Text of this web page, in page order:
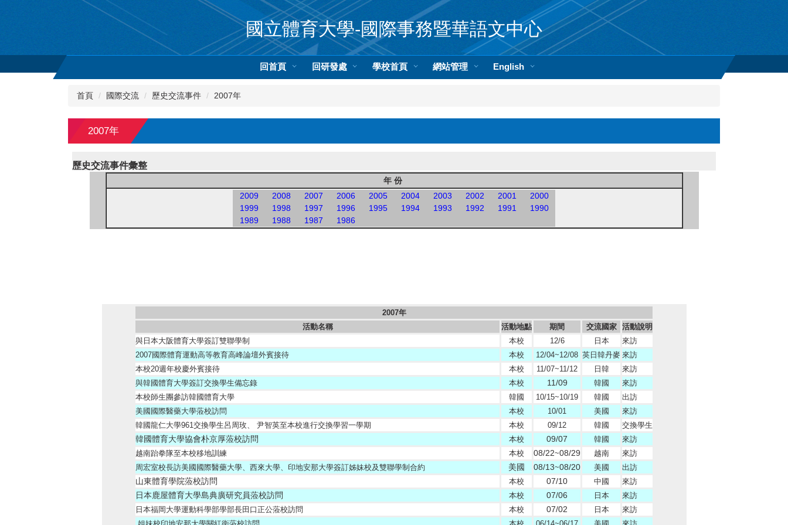
內
國立體育大學-國際事務暨華語文中心
回首頁 回研發處 學校首頁 網站管理 English
首頁 國際交流 歷史交流事件 2007年
2007年
歷史交流事件彙整
年 份
2009
2008 2007 2006 2005 2004 2003 2002 2001
2000
1999
1998 1997 1996 1995 1994 1993 1992 1991
1990
1989
1988 1987 1986
2007年
活動名稱
活動地點 期間 交流國家
活動說明
與日本大阪體育大學簽訂雙聯學制
本校 12/6 日本
來訪
2007國際體育運動高等教育高峰論壇外賓接待
本校 12/04~12/08 英日韓丹麥 來訪
本校20週年校慶外賓接待
本校 11/07~11/12 日韓
來訪
與韓國體育大學簽訂交換學生備忘錄
本校 11/09 韓國
來訪
本校師生團參訪韓國體育大學
韓國 10/15~10/19 韓國
出訪
美國國際醫藥大學蒞校訪問
本校 10/01 美國
來訪
韓國龍仁大學961交換學生呂周玫、 尹智英至本校進行交換學習一學期
本校 09/12 韓國 交換學生
韓國體育大學協會朴京厚蒞校訪問 本校 09/07 韓國
來訪
越南跆拳隊至本校移地訓練
本校 08/22~08/29 越南
來訪
周宏室校長訪美國國際醫藥大學、西來大學、印地安那大學簽訂姊妹校及雙聯學制合約
美國 08/13~08/20 美國 出訪
山東體育學院蒞校訪問 本校 07/10 中國 來訪
日本鹿屋體育大學島典廣研究員蒞校訪問 本校 07/06 日本
來訪
日本福岡大學運動科學部學部長田口正公蒞校訪問
本校 07/02 日本
來訪